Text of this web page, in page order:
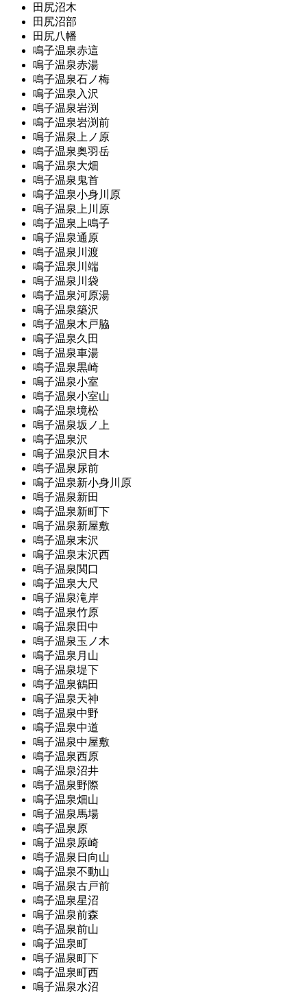
田尻沼木
田尻沼部
田尻八幡
鳴子温泉赤這
鳴子温泉赤湯
鳴子温泉石ノ梅
鳴子温泉入沢
鳴子温泉岩渕
鳴子温泉岩渕前
鳴子温泉上ノ原
鳴子温泉奥羽岳
鳴子温泉大畑
鳴子温泉鬼首
鳴子温泉小身川原
鳴子温泉上川原
鳴子温泉上鳴子
鳴子温泉通原
鳴子温泉川渡
鳴子温泉川端
鳴子温泉川袋
鳴子温泉河原湯
鳴子温泉築沢
鳴子温泉木戸脇
鳴子温泉久田
鳴子温泉車湯
鳴子温泉黒崎
鳴子温泉小室
鳴子温泉小室山
鳴子温泉境松
鳴子温泉坂ノ上
鳴子温泉沢
鳴子温泉沢目木
鳴子温泉尿前
鳴子温泉新小身川原
鳴子温泉新田
鳴子温泉新町下
鳴子温泉新屋敷
鳴子温泉末沢
鳴子温泉末沢西
鳴子温泉関口
鳴子温泉大尺
鳴子温泉滝岸
鳴子温泉竹原
鳴子温泉田中
鳴子温泉玉ノ木
鳴子温泉月山
鳴子温泉堤下
鳴子温泉鶴田
鳴子温泉天神
鳴子温泉中野
鳴子温泉中道
鳴子温泉中屋敷
鳴子温泉西原
鳴子温泉沼井
鳴子温泉野際
鳴子温泉畑山
鳴子温泉馬場
鳴子温泉原
鳴子温泉原崎
鳴子温泉日向山
鳴子温泉不動山
鳴子温泉古戸前
鳴子温泉星沼
鳴子温泉前森
鳴子温泉前山
鳴子温泉町
鳴子温泉町下
鳴子温泉町西
鳴子温泉水沼